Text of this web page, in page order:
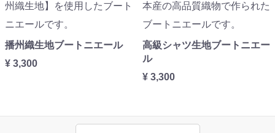
州織生地】を使用したブート
ニエールです。
播州織生地ブートニエール
¥ 3,300
本産の高品質織物で作られた
ブートニエールです。
高級シャツ生地ブートニエー
ル
¥ 3,300